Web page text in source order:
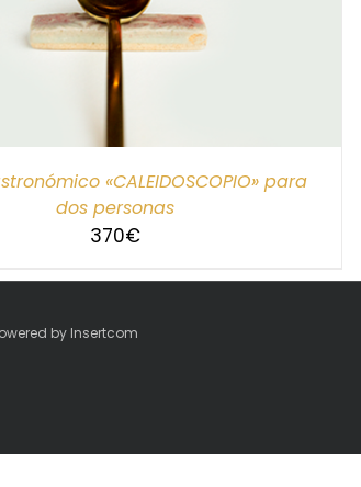
«CALEIDOSCOPIO» para
dos personas
370€
by Insertcom